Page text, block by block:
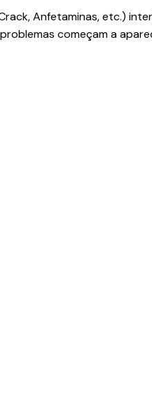
Anfetaminas, etc.)
começam a